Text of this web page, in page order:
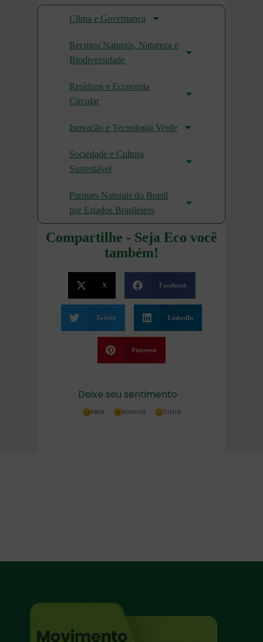
Clima e Governança
Recusos Naturais, Natureza e
Biodiversidade
Resíduos e Economia
Circular
Inovação e Tecnologia Verde
Sociedade e Cultura
Sustentável
Parques Naturais do Brasil
por Estados Brasileiros
Compartilhe - Seja Eco você
também!
X Facebook
Twitter LinkedIn
Pinterest
Deixe seu sentimento
Feliz Normal Triste